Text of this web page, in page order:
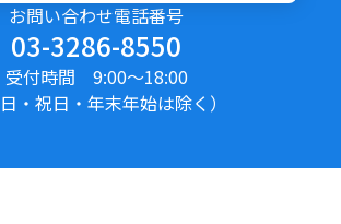
お問い合わせ電話番号
03-3286-8550
受付時間 9:00〜18:00
日・祝日・年末年始は除く）